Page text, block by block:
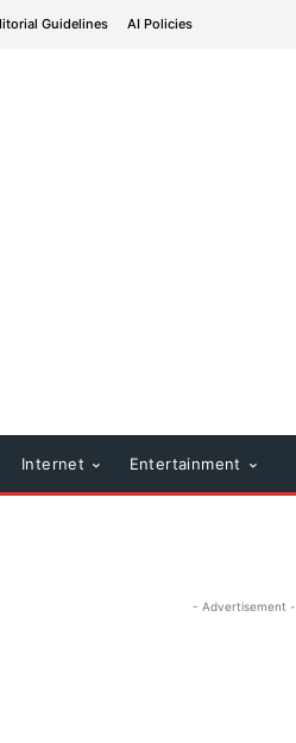
Guidelines AI Policies
Internet Entertainment
- Advertisement -